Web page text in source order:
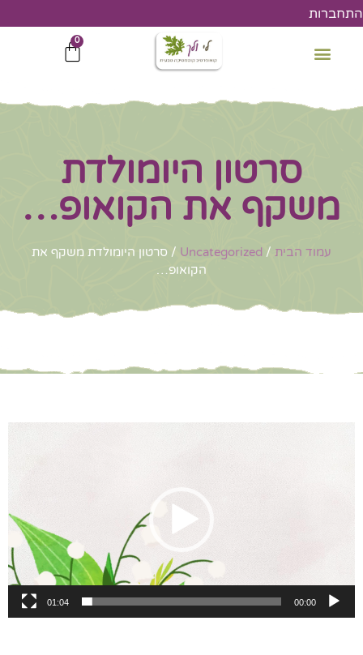
דילוג
לתוכן
התחברות
0
עגלת
סרטון היומולדת
משקף את הקואופ…
עמוד הבית /
Uncategorized / סרטון היומולדת משקף את
הקואופ…
00:00
01:04